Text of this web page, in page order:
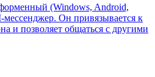
(Windows, Android,
Он привязывается к
и позволяет общаться с другими